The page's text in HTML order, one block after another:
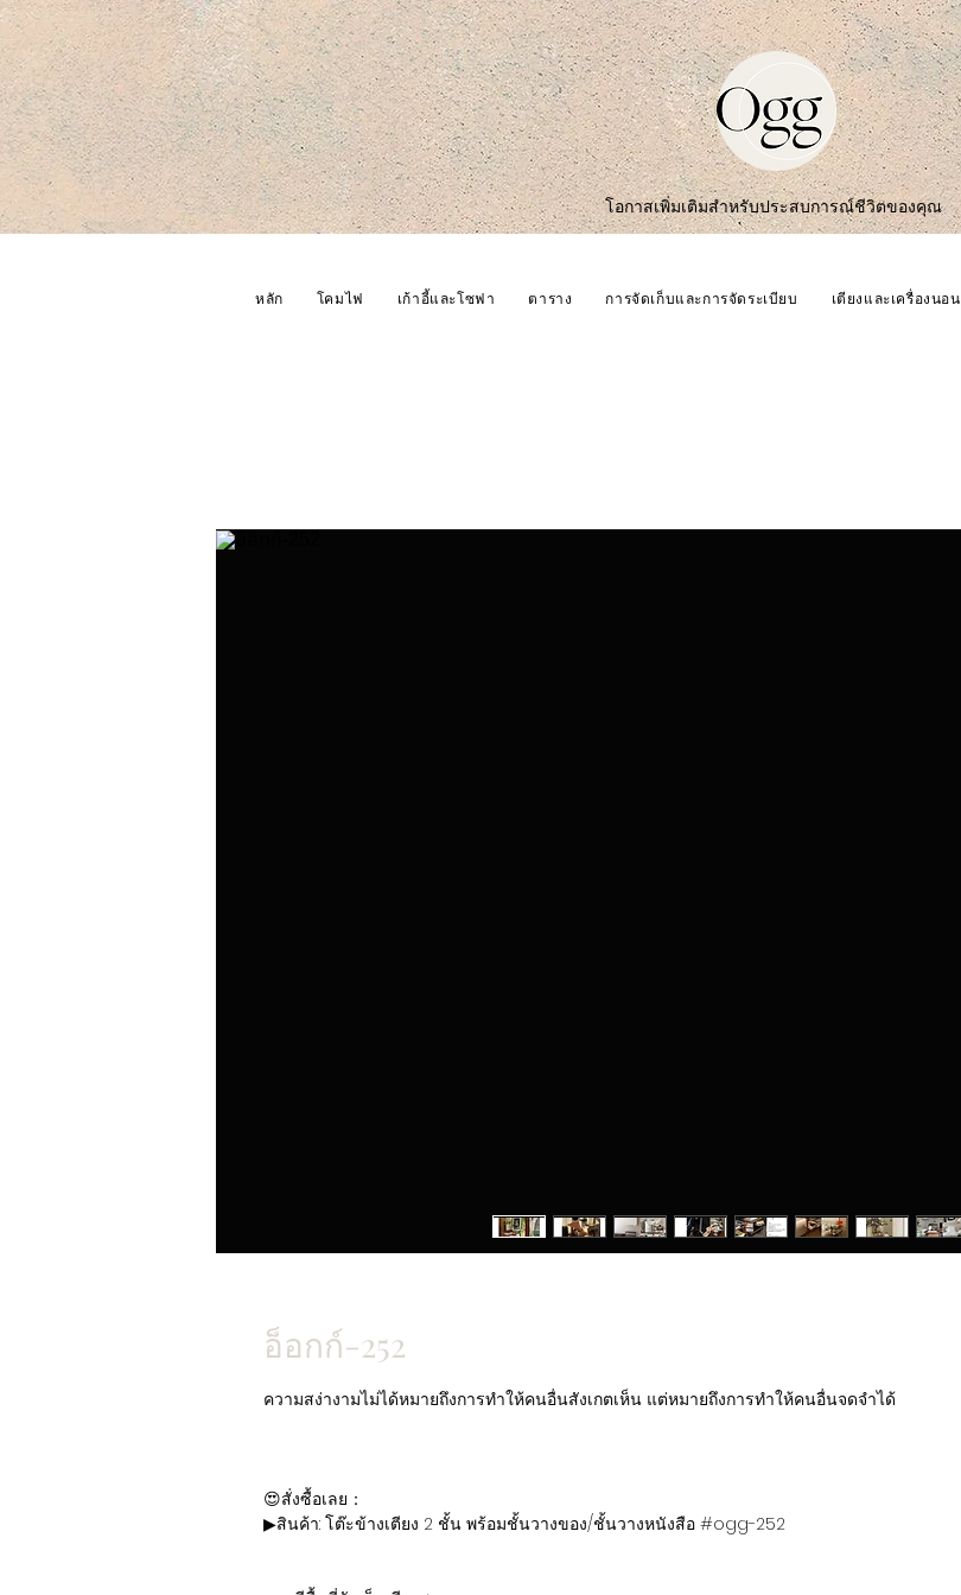
โอกาสเพิ่มเติมสำหรับประสบการณ์ชีวิตของคุณ
หลัก โคมไฟ เก้าอี้และโซฟา ตาราง การจัดเก็บและการจัดระเบียบ เตียงและเครื่องนอน
อ็อกก์-252
ความสง่างามไม่ได้หมายถึงการทำให้คนอื่นสังเกตเห็น แต่หมายถึงการทำให้คนอื่นจดจำได้
😍สั่งซื้อเลย：
▶สินค้า: โต๊ะข้างเตียง 2 ชั้น พร้อมชั้นวางของ/ชั้นวางหนังสือ #ogg-252